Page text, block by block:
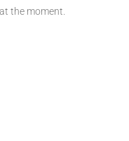
the moment.